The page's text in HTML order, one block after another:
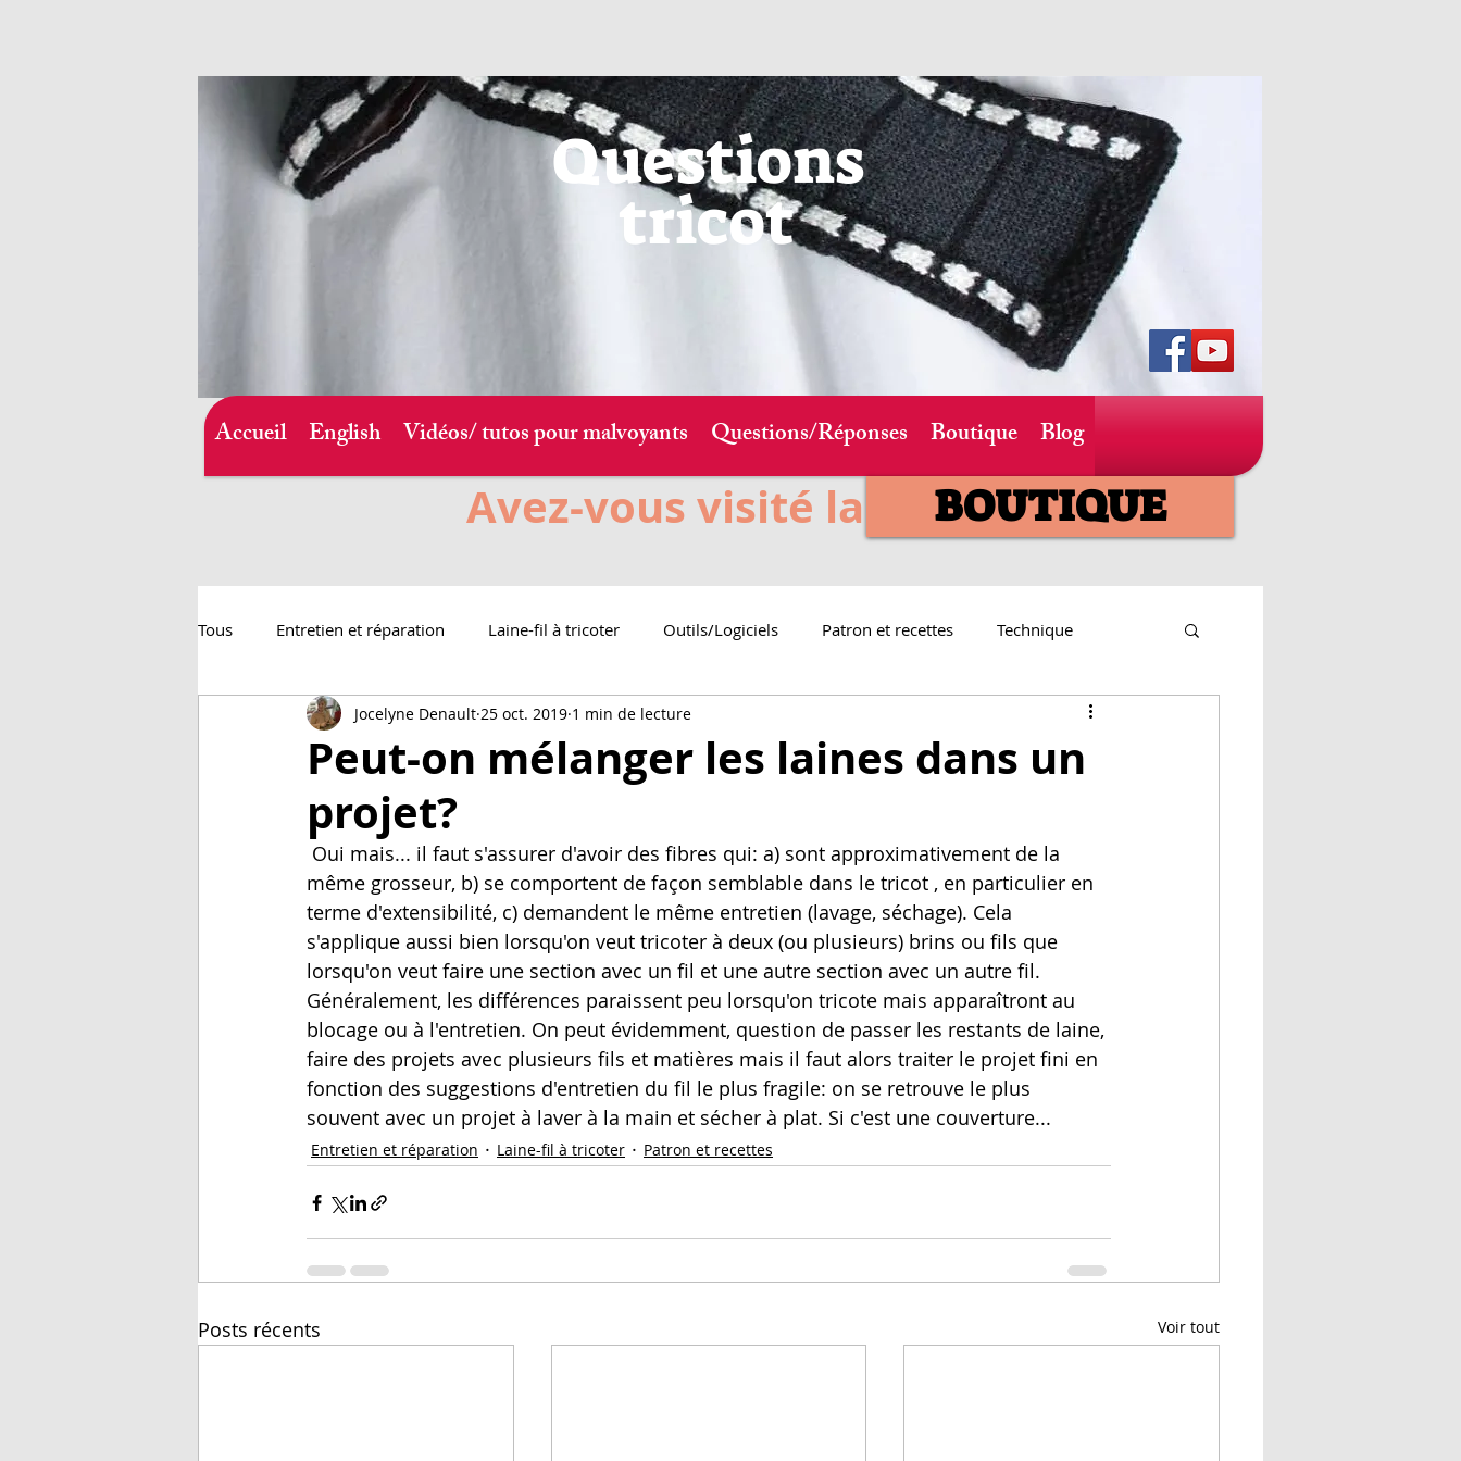
Questions
tricot
Accueil English Vidéos/ tutos pour malvoyants Questions/Réponses Boutique Blog
BOUTIQUE
Avez-vous visité la
Tous Entretien et réparation Laine-fil à tricoter Outils/Logiciels Patron et recettes Technique
Peut-on mélanger les laines dans un
projet?
Jocelyne Denault 25 oct. 2019 1 min de lecture
même grosseur, b) se comportent de façon semblable dans le tricot , en particulier en
terme d'extensibilité, c) demandent le même entretien (lavage, séchage). Cela
s'applique aussi bien lorsqu'on veut tricoter à deux (ou plusieurs) brins ou fils que
lorsqu'on veut faire une section avec un fil et une autre section avec un autre fil.
Généralement, les différences paraissent peu lorsqu'on tricote mais apparaîtront au
blocage ou à l'entretien. On peut évidemment, question de passer les restants de laine,
faire des projets avec plusieurs fils et matières mais il faut alors traiter le projet fini en
fonction des suggestions d'entretien du fil le plus fragile: on se retrouve le plus
souvent avec un projet à laver à la main et sécher à plat. Si c'est une couverture...
Entretien et réparation Laine-fil à tricoter Patron et recettes
Posts récents Voir tout